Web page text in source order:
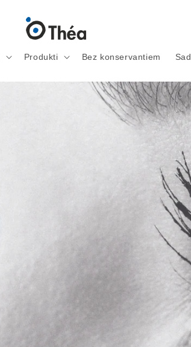
Produkti Bez konservantiem